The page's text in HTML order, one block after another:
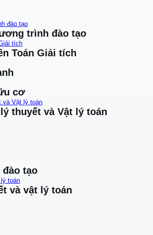
đào tạo
trình đào tạo
tích
Toán Giải tích
cơ
và Vật lý toán
thuyết và Vật lý toán
tạo
toán
và vật lý toán